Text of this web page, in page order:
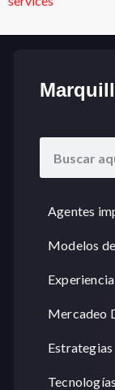
Agentes
Modelos
Mercadeo